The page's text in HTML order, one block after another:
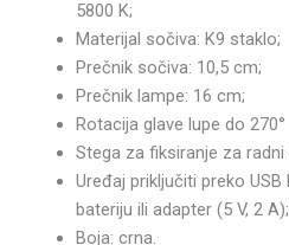
5800 K;
Materijal sočiva: K9 staklo;
Prečnik sočiva: 10,5 cm;
Prečnik lampe: 16 cm;
Rotacija glave lupe do 270°
Stega za fiksiranje za radni
Uređaj priključiti preko
bateriju ili adapter (5 V, 2 A);
Boja: crna.